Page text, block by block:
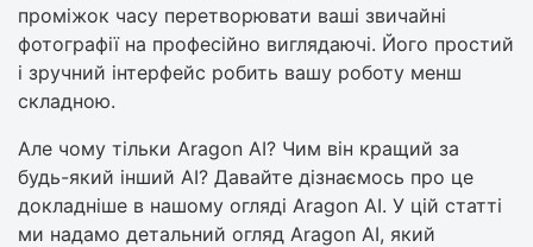
проміжок часу перетворювати ваші звичайні
фотографії на професійно виглядаючі. Його простий
і зручний інтерфейс робить вашу роботу менш
складною.
Але чому тільки Aragon AI? Чим він кращий за
будь-який інший AI? Давайте дізнаємось про це
докладніше в нашому огляді Aragon AI. У цій статті
ми надамо детальний огляд Aragon AI, який